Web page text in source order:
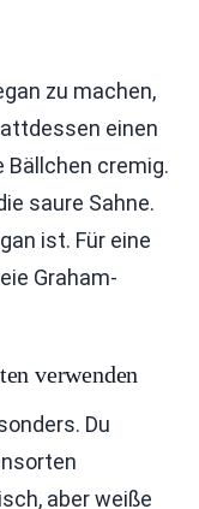
zu machen,
einen
Bällchen cremig.
saure Sahne.
ist. Für eine
Graham-
verwenden
Du
aber weiße